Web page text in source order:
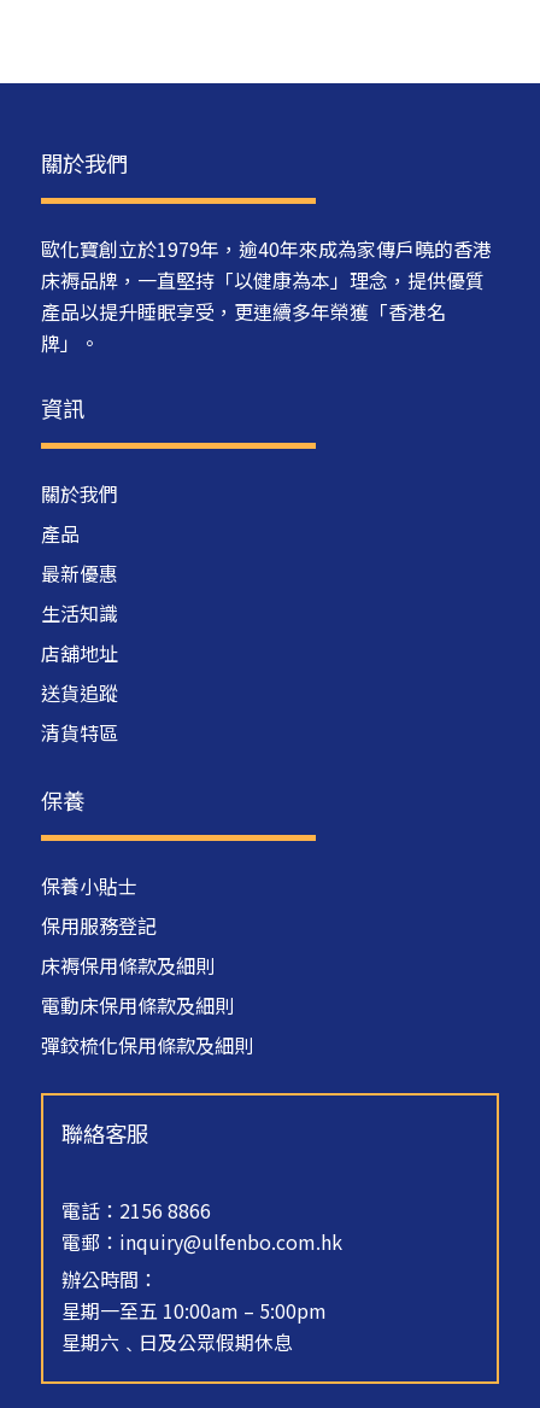
關於我們
歐化寶創立於1979年，逾40年來成為家傳戶曉的香港
床褥品牌，一直堅持「以健康為本」理念，提供優質
產品以提升睡眠享受，更連續多年榮獲「香港名
牌」。
資訊
關於我們
產品
最新優惠
生活知識
店舖地址
送貨追蹤
清貨特區
保養
保養小貼士
保用服務登記
床褥保用條款及細則
電動床保用條款及細則
彈鉸梳化保用條款及細則
聯絡客服
電話：2156 8866
電郵： inquiry@ulfenbo.com.hk
辦公時間：
星期一至五 10:00am – 5:00pm
星期六﹑日及公眾假期休息